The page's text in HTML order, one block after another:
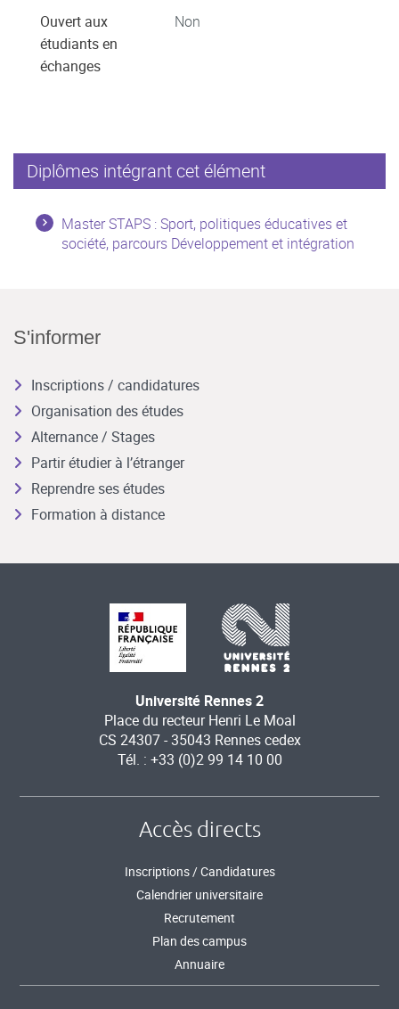
Ouvert aux
étudiants en
échanges
Non
Diplômes intégrant cet élément
Master STAPS : Sport, politiques éducatives et
société, parcours Développement et intégration
S'informer
Inscriptions / candidatures
Organisation des études
Alternance / Stages
Partir étudier à l’étranger
Reprendre ses études
Formation à distance
Université Rennes 2
Place du recteur Henri Le Moal
CS 24307 - 35043 Rennes cedex
Tél. : +33 (0)2 99 14 10 00
Accès directs
Inscriptions / Candidatures
Calendrier universitaire
Recrutement
Plan des campus
Annuaire